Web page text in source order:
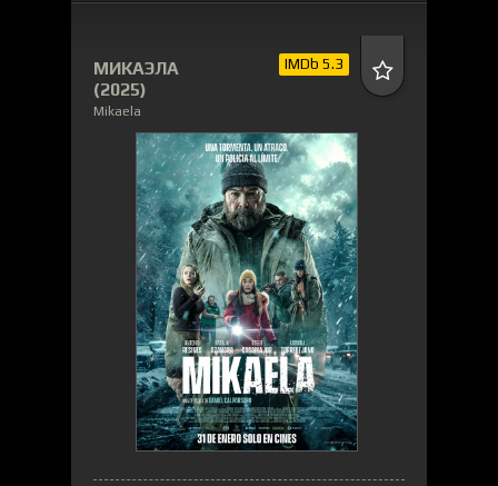
МИКАЭЛА
(2025)
Mikaela
IMDb 5.3